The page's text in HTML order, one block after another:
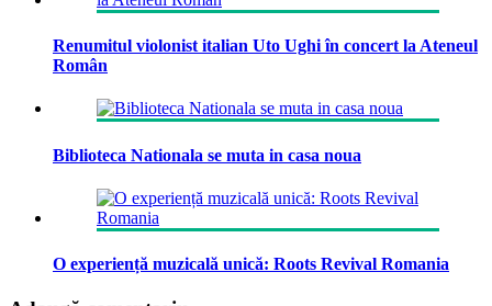
Renumitul violonist italian Uto Ughi în concert la Ateneul
Român
Biblioteca Nationala se muta in casa noua
O experiență muzicală unică: Roots Revival Romania